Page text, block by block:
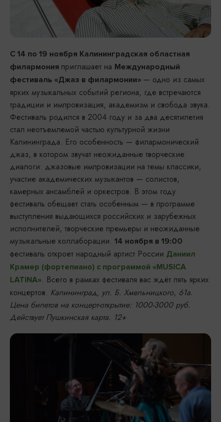
С 14 по 19 ноября Калининградская областная
филармония приглашает на Международный
фестиваль «Джаз в филармонии» — одно из самых
ярких музыкальных событий региона, где встречаются
традиции и импровизация, академизм и свобода звука.
Фестиваль родился в 2004 году и за два десятилетия
стал неотъемлемой частью культурной жизни
Калининграда. Его особенность — филармонический
джаз, в котором звучат неожиданные творческие
диалоги: джазовые импровизации на темы классики,
участие академических музыкантов — солистов,
камерных ансамблей и оркестров. В этом году
фестиваль обещает стать особенным — в программе
выступления выдающихся российских и зарубежных
исполнителей, творческие премьеры и неожиданные
музыкальные коллаборации. 14 ноября в 19:00
фестиваль откроет народный артист России Даниил
Крамер (фортепиано) с программой «MUSICA
LATINA». Всего в рамках фестиваля вас ждёт пять ярких
концертов. Калининград, ул. Б. Хмельницкого, 61а.
Цена билетов на концерт-открытие: 1000-3000 руб.
Действует Пушкинская карта. 12+